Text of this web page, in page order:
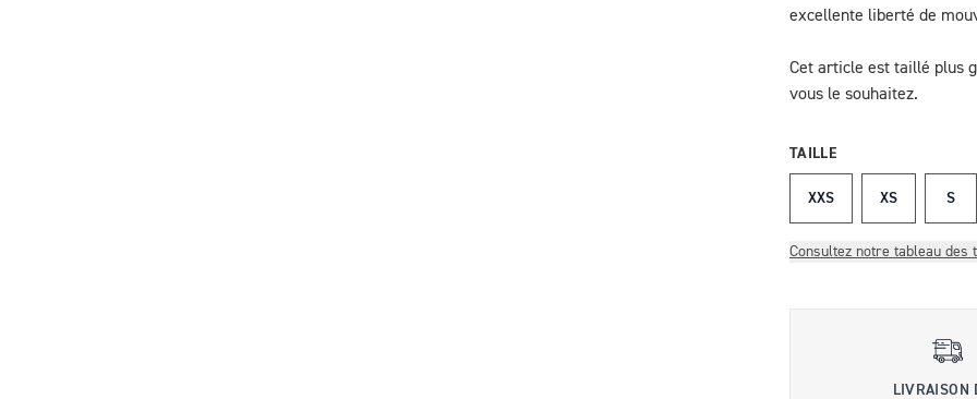
excellente liberté de
Cet article est taillé plus
vous le souhaitez.
TAILLE
XXS XS S
Consultez notre tableau des
LIVRAISON